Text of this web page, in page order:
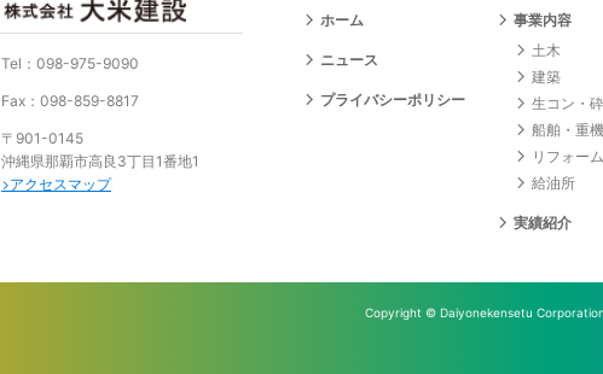
Tel：098-975-9090
Fax：098-859-8817
〒901-0145
沖縄県那覇市高良3丁目1番地1
アクセスマップ
ホーム
ニュース
プライバシーポリシー
事業内容
土木
建築
生コン・
船舶・重機
リフォーム
給油所
実績紹介
Copyright © Daiyonekensetu